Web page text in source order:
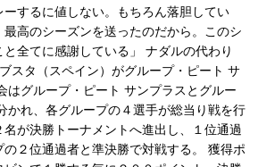
するに値しない。もちろん落胆してい
高のシーズンを送ったのだから。このシ
全てに感謝している」 ナダルの代わり
スタ（スペイン）がグループ・ピート サ
はグループ・ピート サンプラスとグルー
かれ、各グループの４選手が総当り戦を行
が決勝トーナメントへ進出し、１位通過
２位通過者と準決勝で対戦する。 獲得ポ